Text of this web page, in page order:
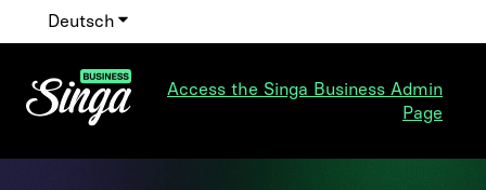
Deutsch Untermenü für Übersetzungen anzeigen
Access the Singa Business Admin
Page